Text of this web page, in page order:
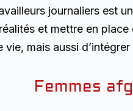
journaliers est
et mettre en
vie, mais aussi
Femmes